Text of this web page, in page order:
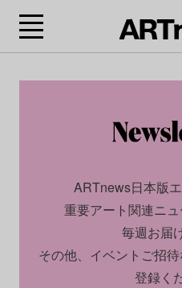
ARTnews日本版
重要アート関連ニ
毎週お届
その他、イベントご招
登録く